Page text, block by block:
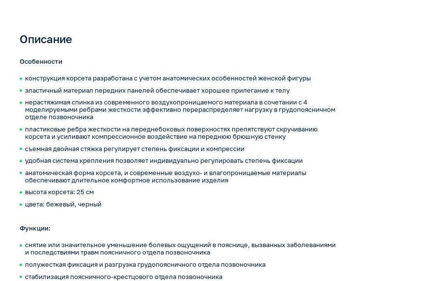
Описание
Особенности
конструкция корсета разработана с учетом анатомических особенностей женской фигуры
эластичный материал передних панелей обеспечивает хорошее прилегание к телу
нерастяжимая спинка из современного воздухопроницаемого материала в сочетании с 4
моделируемыми ребрами жесткости эффективно перераспределяет нагрузку в грудопоясничном
отделе позвоночника
пластиковые ребра жесткости на переднебоковых поверхностях препятствуют скручиванию
корсета и усиливают компрессионное воздействие на переднюю брюшную стенку
съемная двойная стяжка регулирует степень фиксации и компрессии
удобная система крепления позволяет индивидуально регулировать степень фиксации
анатомическая форма корсета, и современные воздухо- и влагопроницаемые материалы
обеспечивают длительное комфортное использование изделия
высота корсета: 25 см
цвета: бежевый, черный
Функции:
снятие или значительное уменьшение болевых ощущений в пояснице, вызванных заболеваниями
и последствиями травм поясничного отдела позвоночника
полужесткая фиксация и разгрузка грудопоясничного отдела позвоночника
стабилизация поясничного-крестцового отдела позвоночника